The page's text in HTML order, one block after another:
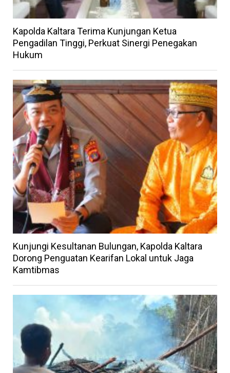
Kapolda Kaltara Terima Kunjungan Ketua
Pengadilan Tinggi, Perkuat Sinergi Penegakan
Hukum
Kunjungi Kesultanan Bulungan, Kapolda Kaltara
Dorong Penguatan Kearifan Lokal untuk Jaga
Kamtibmas